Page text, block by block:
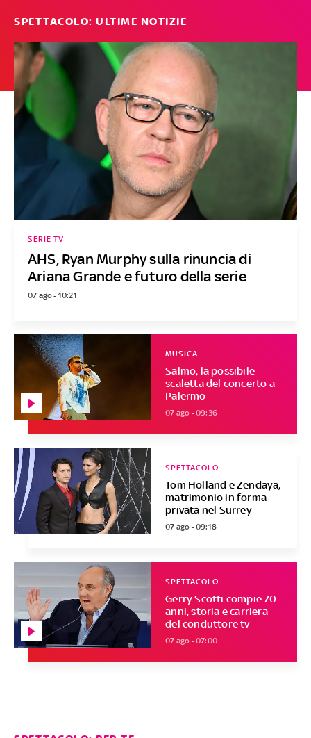
SPETTACOLO: ULTIME NOTIZIE
AHS, Ryan Murphy sulla rinuncia di
Ariana Grande e futuro della serie
SERIE TV
07 ago - 10:21
Salmo, la possibile
scaletta del concerto a
Palermo
MUSICA
07 ago - 09:36
Tom Holland e Zendaya,
matrimonio in forma
privata nel Surrey
SPETTACOLO
07 ago - 09:18
Gerry Scotti compie 70
anni, storia e carriera
del conduttore tv
SPETTACOLO
07 ago - 07:00